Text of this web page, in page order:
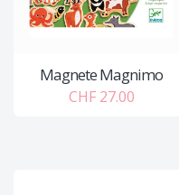
Magnete Magnimo
CHF 27.00